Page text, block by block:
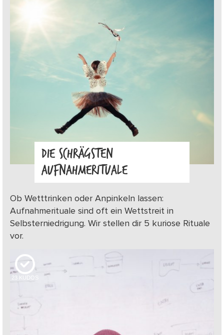
DIE SCHRÄGSTEN
AUFNAHMERITUALE
Ob Wetttrinken oder Anpinkeln lassen:
Aufnahmerituale sind oft ein Wettstreit in
Selbsterniedrigung. Wir stellen dir 5 kuriose Rituale
vor.
23 KUDOS